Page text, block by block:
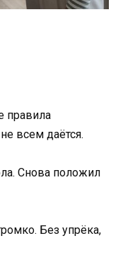
правила
всем даётся.
Снова положил
Без упрёка,